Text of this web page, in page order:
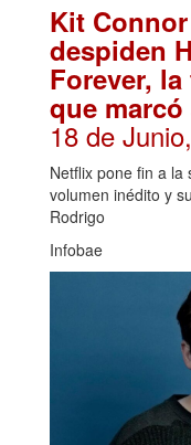
Kit
despiden
Forever,
que
18 de
Netflix pone fin a la
volumen inédito y
Rodrigo
Infobae